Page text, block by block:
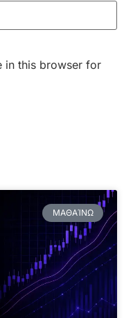
in this browser for
ΜΑΘΑΊΝΩ